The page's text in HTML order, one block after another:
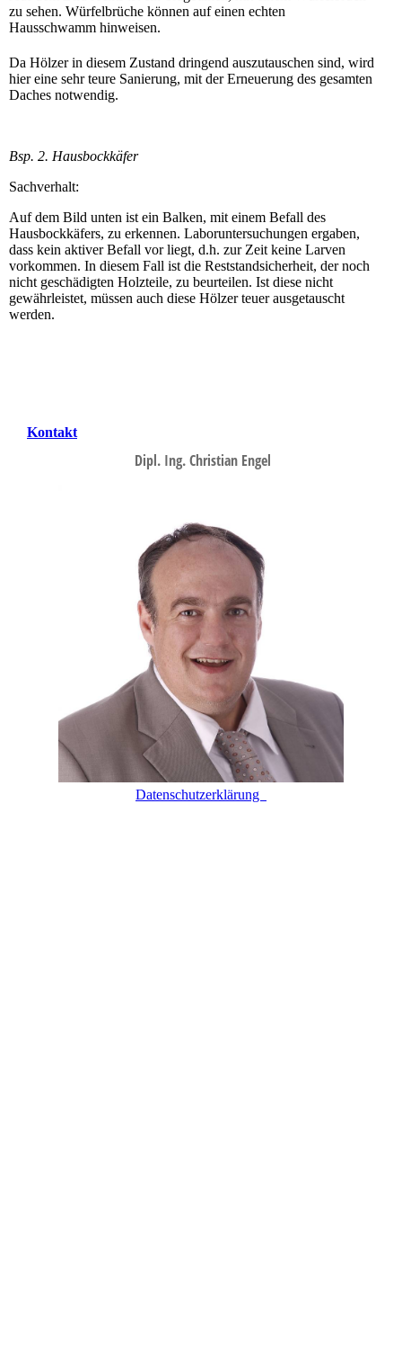
zu sehen. Würfelbrüche können auf einen echten
Hausschwamm hinweisen.
Da Hölzer in diesem Zustand dringend auszutauschen sind, wird
hier eine sehr teure Sanierung, mit der Erneuerung des gesamten
Daches notwendig.
Bsp. 2. Hausbockkäfer
Sachverhalt:
Auf dem Bild unten ist ein Balken, mit einem Befall des
Hausbockkäfers, zu erkennen. Laboruntersuchungen ergaben,
dass kein aktiver Befall vor liegt, d.h. zur Zeit keine Larven
vorkommen. In diesem Fall ist die Rest­standsicherheit, der noch
nicht geschädigten Holzteile, zu beurteilen. Ist diese nicht
gewährleistet, müssen auch diese Hölzer teuer aus­getauscht
werden.
Kontakt
Dipl. Ing. Christian Engel
Datenschutzerklärung